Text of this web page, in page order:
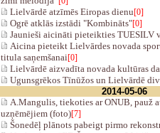
Lielvārdē atzīmēs Eiropas dienu[0]
Ogrē atklās izstādi "Kombināts"[0]
Jaunieši aicināti pieteikties TUESILV
Aicina pieteikt Lielvārdes novada
titula saņemšanai[0]
Lielvārdē aizvadīta novada kultūras
Ugunsgrēkos Tīnūžos un Lielvārdē
2014-05-06
A.Mangulis, tiekoties ar ONUB, pauž
uzņēmējiem (foto)[7]
Šonedēļ plānots pabeigt pirmo